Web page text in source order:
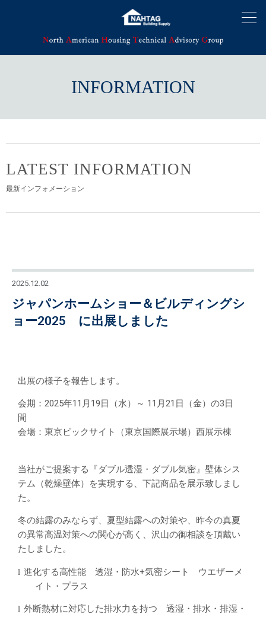
INFORMATION
LATEST INFORMATION
最新インフォメーション
2025.12.02
ジャパンホームショー＆ビルディングシ
ョー2025 に出展しました
出展の様子を報告します。
会期：2025年11月19日（水）～ 11月21日（金）の3日
間
会場：東京ビックサイト（東京国際展示場）西展示棟
当社がご提案する『ダブル透湿・ダブル気密』壁体シス
テム（乾燥壁体）を実現する、下記商品を展示致しまし
た。
冬の結露のみならず、夏型結露への対策や、昨今の真夏
の異常高温対策への関心が高く、沢山の御相談を頂戴い
たしました。
l 進化する高性能 透湿・防水+気密シート ウエザーメ
イト・プラス
l 外断熱材に対応した排水力を持つ 透湿・排水・排湿・